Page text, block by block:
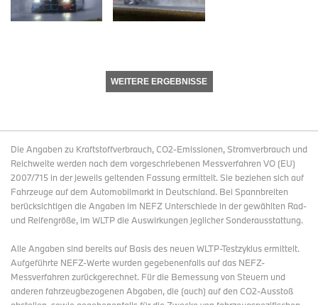
WEITERE ERGEBNISSE
Die Angaben zu Kraftstoffverbrauch, CO2-Emissionen, Stromverbrauch und
Reichweite werden nach dem vorgeschriebenen Messverfahren VO (EU)
2007/715 in der jeweils geltenden Fassung ermittelt. Sie beziehen sich auf
Fahrzeuge auf dem Automobilmarkt in Deutschland. Bei Spannbreiten
berücksichtigen die Angaben im NEFZ Unterschiede in der gewählten Rad-
und Reifengröße, im WLTP die Auswirkungen jeglicher Sonderausstattung.
Alle Angaben sind bereits auf Basis des neuen WLTP-Testzyklus ermittelt.
Aufgeführte NEFZ-Werte wurden gegebenenfalls auf das NEFZ-
Messverfahren zurückgerechnet. Für die Bemessung von Steuern und
anderen fahrzeugbezogenen Abgaben, die (auch) auf den CO2-Ausstoß